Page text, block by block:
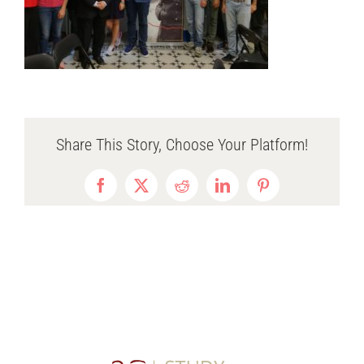
Share This Story, Choose Your Platform!
Facebook
X RedditLinkedInPinterest